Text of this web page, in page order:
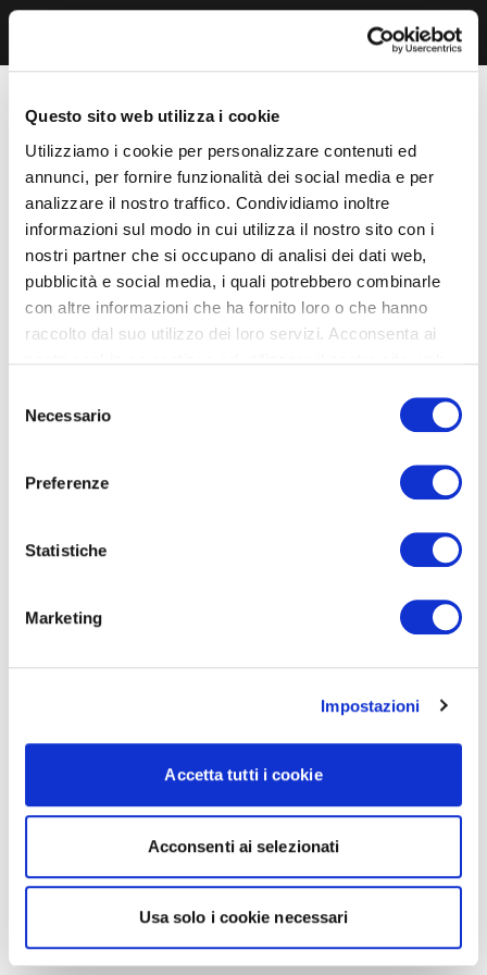
Questo sito web utilizza i cookie
Utilizziamo i cookie per personalizzare contenuti ed
annunci, per fornire funzionalità dei social media e per
analizzare il nostro traffico. Condividiamo inoltre
informazioni sul modo in cui utilizza il nostro sito con i
nostri partner che si occupano di analisi dei dati web,
pubblicità e social media, i quali potrebbero combinarle
con altre informazioni che ha fornito loro o che hanno
raccolto dal suo utilizzo dei loro servizi. Acconsenta ai
delNecessario
Preferenze
Statistiche
Marketing
Impostazioni
Accetta tutti i cookie
Acconsenti ai selezionati
Usa solo i cookie necessari